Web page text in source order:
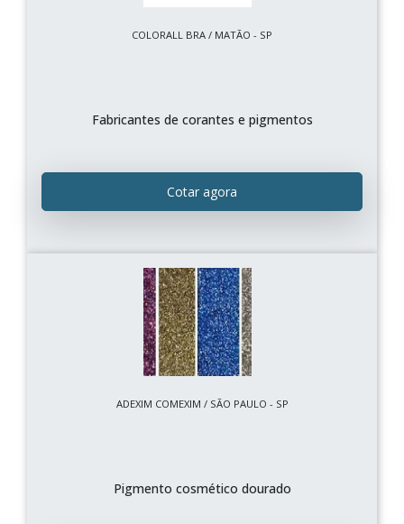
COLORALL BRA / MATÃO - SP
Fabricantes de corantes e pigmentos
Cotar agora
ADEXIM COMEXIM / SÃO PAULO - SP
Pigmento cosmético dourado